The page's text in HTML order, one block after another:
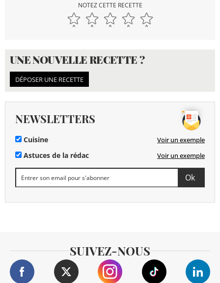
NOTEZ CETTE RECETTE
UNE NOUVELLE RECETTE ?
DÉPOSER UNE RECETTE
NEWSLETTERS
Cuisine Voir un exemple
Astuces de la rédac Voir un exemple
SUIVEZ-NOUS